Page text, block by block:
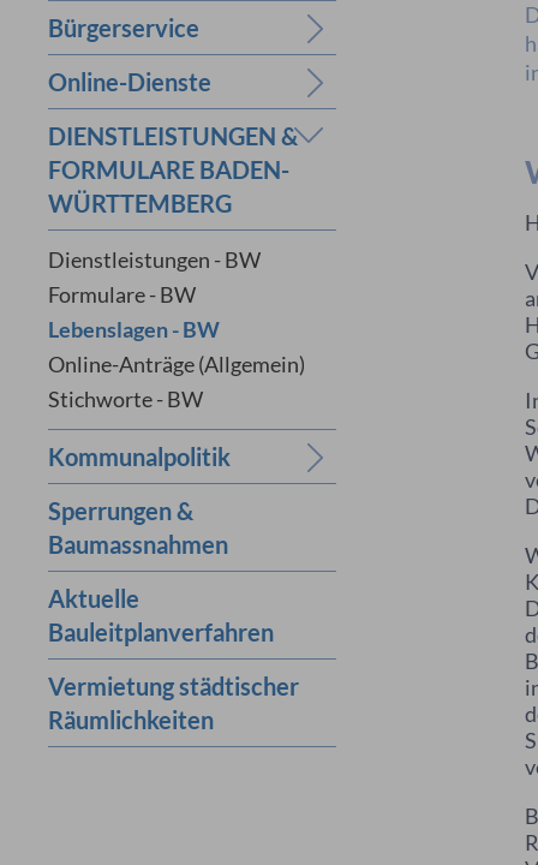
Bürgerservice
Online-Dienste
DIENSTLEISTUNGEN &
FORMULARE BADEN-
WÜRTTEMBERG
Dienstleistungen - BW
Formulare - BW
Lebenslagen - BW
Online-Anträge (Allgemein)
Stichworte - BW
Kommunalpolitik
Sperrungen &
Baumassnahmen
Aktuelle
Bauleitplanverfahren
Vermietung städtischer
Räumlichkeiten